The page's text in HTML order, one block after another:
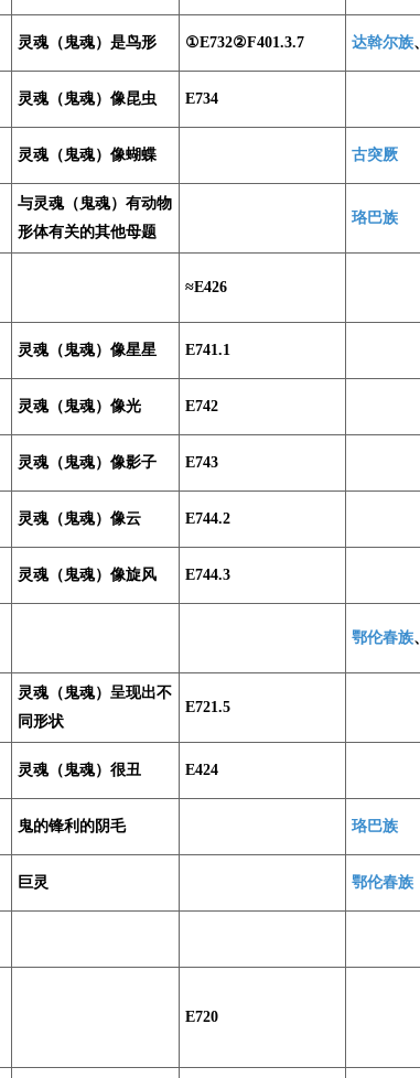
灵魂（鬼魂）是鸟形 ①E732②F401.3.7 达斡尔族
灵魂（鬼魂）像昆虫 E734
灵魂（鬼魂）像蝴蝶 古突厥
与灵魂（鬼魂）有动物
形体有关的其他母题
珞巴族
≈E426
灵魂（鬼魂）像星星 E741.1
灵魂（鬼魂）像光 E742
灵魂（鬼魂）像影子 E743
灵魂（鬼魂）像云 E744.2
灵魂（鬼魂）像旋风 E744.3
鄂伦春族
灵魂（鬼魂）呈现出不
同形状
E721.5
灵魂（鬼魂）很丑 E424
鬼的锋利的阴毛 珞巴族
巨灵 鄂伦春族
E720